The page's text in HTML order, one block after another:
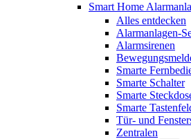
Smart Home
Alles entdecken
Alarmanlagen-
Alarmsirenen
Smarte
Smarte Schalter
Smarte
Smarte
Tür- und
Zentralen